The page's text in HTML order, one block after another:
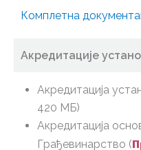
Комплетна
Акредитације
Акредитација
420 МБ)
Акредитација
Грађевинарство (